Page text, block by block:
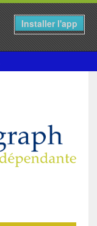
Installer l'app